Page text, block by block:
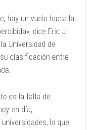
hay un vuelo hacia la
dice Eric J.
Universidad de
clasificación entre
es la falta de
en día,
lo que